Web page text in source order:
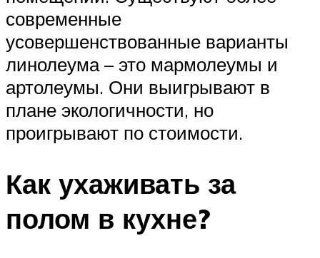
современные
усовершенствованные варианты
линолеума – это мармолеумы и
артолеумы. Они выигрывают в
плане экологичности, но
проигрывают по стоимости.
Как ухаживать за
полом в кухне?